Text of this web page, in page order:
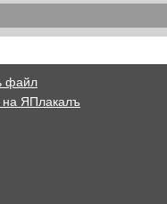
00:56
СК
файл
ЯПлакалъ